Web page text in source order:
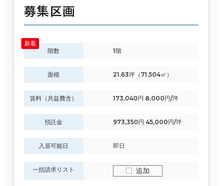
募集区画
階数 1階
面積 21.63坪（71.504㎡）
賃料（共益費含） 173,040円 8,000円/坪
預託金 973,350円 45,000円/坪
入居可能日 即日
一括請求リスト 追加